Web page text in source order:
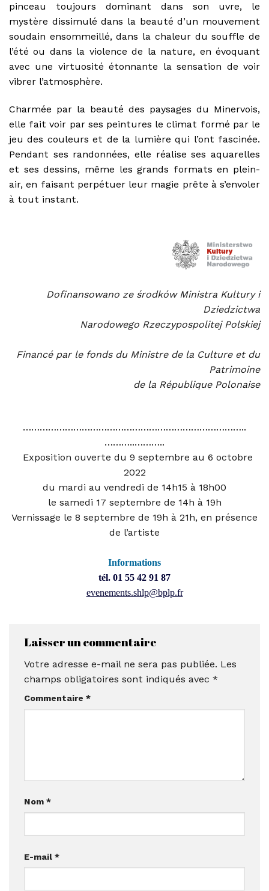
pinceau toujours dominant dans son uvre, le
mystère dissimulé dans la beauté d’un mouvement
soudain ensommeillé, dans la chaleur du souffle de
l’été ou dans la violence de la nature, en évoquant
avec une virtuosité étonnante la sensation de voir
vibrer l’atmosphère.
Charmée par la beauté des paysages du Minervois,
elle fait voir par ses peintures le climat formé par le
jeu des couleurs et de la lumière qui l’ont fascinée.
Pendant ses randonnées, elle réalise ses aquarelles
et ses dessins, même les grands formats en plein-
air, en faisant perpétuer leur magie prête à s’envoler
à tout instant.
Dofinansowano ze środków Ministra Kultury i
Dziedzictwa
Narodowego Rzeczypospolitej Polskiej
Financé par le fonds du Ministre de la Culture et du
Patrimoine
de la République Polonaise
……………………………………………………………………..
………..………..
Exposition ouverte du 9 septembre au 6 octobre
2022
du mardi au vendredi de 14h15 à 18h00
le samedi 17 septembre de 14h à 19h
Vernissage le 8 septembre de 19h à 21h, en présence
de l’artiste
Informations
tél. 01 55 42 91 87
evenements.shlp@bplp.fr
Laisser un commentaire
Votre adresse e-mail ne sera pas publiée. Les
champs obligatoires sont indiqués avec *
Commentaire *
Nom *
E-mail *